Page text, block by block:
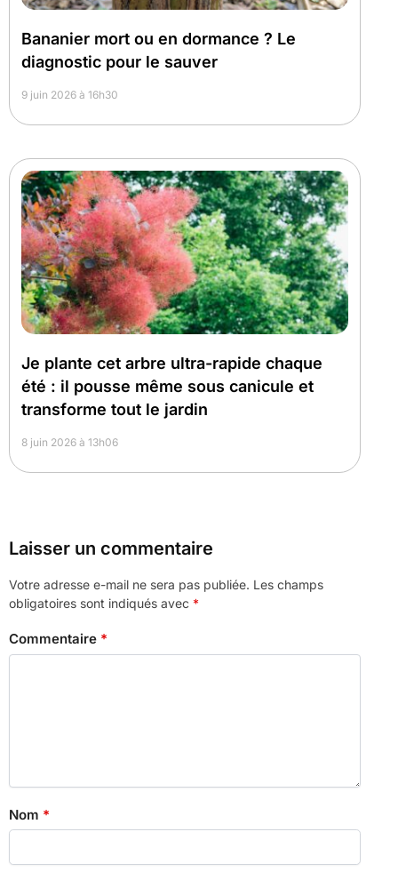
Bananier mort ou en dormance ? Le
diagnostic pour le sauver
9 juin 2026 à 16h30
Je plante cet arbre ultra-rapide chaque
été : il pousse même sous canicule et
transforme tout le jardin
8 juin 2026 à 13h06
Laisser un commentaire
Votre adresse e-mail ne sera pas publiée. Les champs
obligatoires sont indiqués avec *
Commentaire *
Nom *